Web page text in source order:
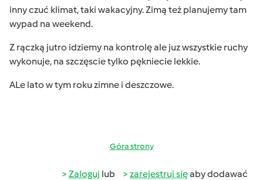
inny czuć klimat, taki wakacyjny. Zimą też planujemy tam
wypad na weekend.
Z rączką jutro idziemy na kontrolę ale juz wszystkie ruchy
wykonuje, na szczęscie tylko pękniecie lekkie.
ALe lato w tym roku zimne i deszczowe.
Góra strony
Zaloguj lub zarejestruj sięaby dodawać